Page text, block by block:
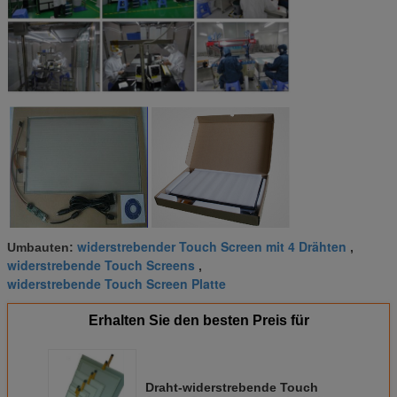
Umbauten: widerstrebender Touch Screen mit 4 Drähten ,
widerstrebende Touch Screens ,
widerstrebende Touch Screen Platte
Erhalten Sie den besten Preis für
Draht-widerstrebende Touch